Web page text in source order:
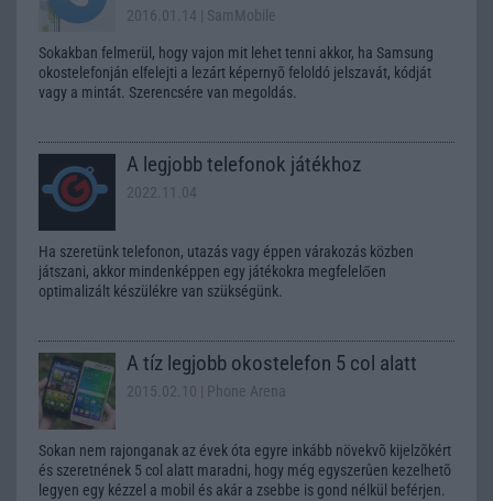
2016.01.14 | SamMobile
Sokakban felmerül, hogy vajon mit lehet tenni akkor, ha Samsung
okostelefonján elfelejti a lezárt képernyõ feloldó jelszavát, kódját
vagy a mintát. Szerencsére van megoldás.
A legjobb telefonok játékhoz
2022.11.04
Ha szeretünk telefonon, utazás vagy éppen várakozás közben
játszani, akkor mindenképpen egy játékokra megfelelően
optimalizált készülékre van szükségünk.
A tíz legjobb okostelefon 5 col alatt
2015.02.10 | Phone Arena
Sokan nem rajonganak az évek óta egyre inkább növekvõ kijelzõkért
és szeretnének 5 col alatt maradni, hogy még egyszerûen kezelhetõ
legyen egy kézzel a mobil és akár a zsebbe is gond nélkül beférjen.